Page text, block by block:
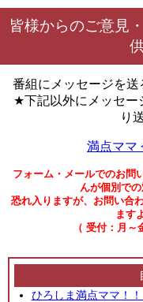
皆様からのご意見
番組にメッセージを送
★下記以外にメッセー
り
満点ママ
フォーム・メールでのお問
んが個別で
恐れ入りますが、お問い
ます
（ 受付：月
ひろしま満点ママ！！